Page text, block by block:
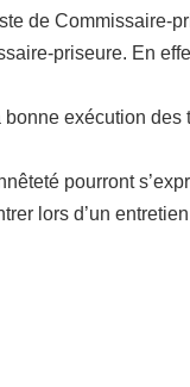
de Commissaire-
priseure. En
exécution
pourront
lors d’un